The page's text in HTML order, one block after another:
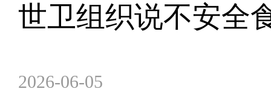
世卫组织说不安全
2026-06-05